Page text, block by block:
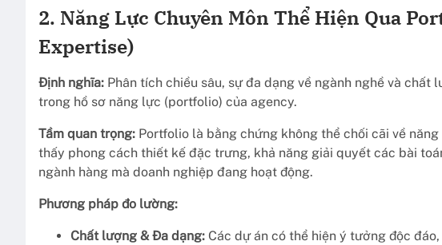
2. Năng Lực Chuyên Môn Thể Hiện Qua
Expertise)
Định nghĩa: Phân tích chiều sâu, sự đa dạng về ngành nghề và
trong hồ sơ năng lực (portfolio) của agency.
Tầm quan trọng: Portfolio là bằng chứng không thể chối cãi về
thấy phong cách thiết kế đặc trưng, khả năng giải quyết các bài
ngành hàng mà doanh nghiệp đang hoạt động.
Phương pháp đo lường:
Chất lượng & Đa dạng: Các dự án có thể hiện ý tưởng độc